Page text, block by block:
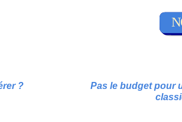
?
Pas le budget pour